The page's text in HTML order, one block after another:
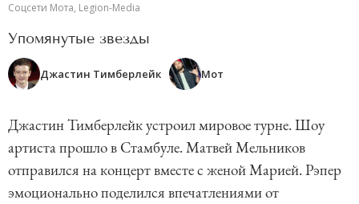
Соцсети Мота, Legion-Media
Упомянутые звезды
Джастин Тимберлейк Мот
Джастин Тимберлейк устроил мировое турне. Шоу
артиста прошло в Стамбуле. Матвей Мельников
отправился на концерт вместе с женой Марией. Рэпер
эмоционально поделился впечатлениями от